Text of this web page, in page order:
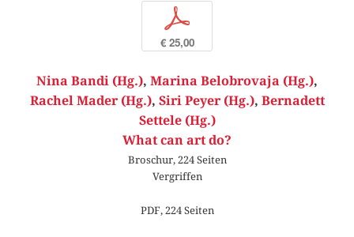
p
€ 25,00
Nina Bandi (Hg.), Marina Belobrovaja (Hg.),
Rachel Mader (Hg.), Siri Peyer (Hg.), Bernadett
Settele (Hg.)
What can art do?
Broschur, 224 Seiten
Vergriffen
PDF, 224 Seiten